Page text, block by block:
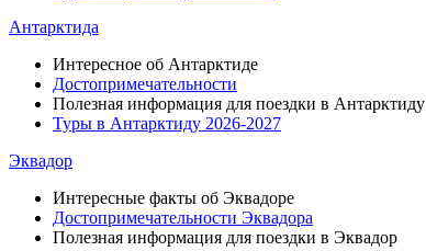
Антарктида
Интересное об Антарктиде
Достопримечательности
Полезная информация для поездки в Антарктиду
Туры в Антарктиду 2026-2027
Эквадор
Интересные факты об Эквадоре
Достопримечательности Эквадора
Полезная информация для поездки в Эквадор